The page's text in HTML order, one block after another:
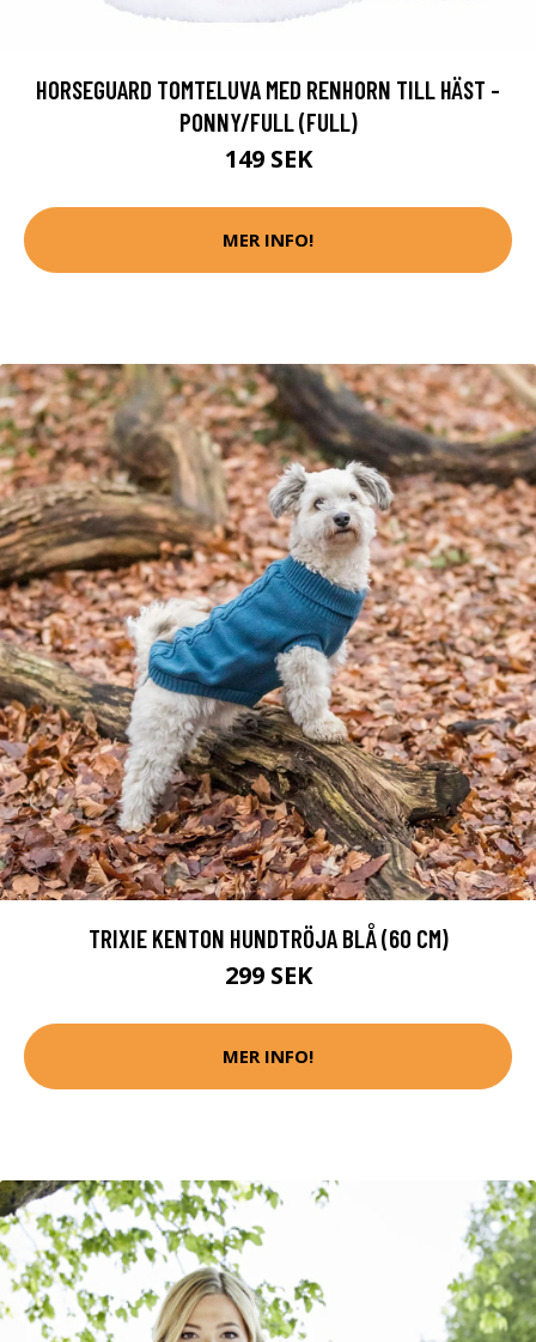
HORSEGUARD TOMTELUVA MED RENHORN TILL HÄST -
PONNY/FULL (FULL)
149 SEK
MER INFO!
TRIXIE KENTON HUNDTRÖJA BLÅ (60 CM)
299 SEK
MER INFO!